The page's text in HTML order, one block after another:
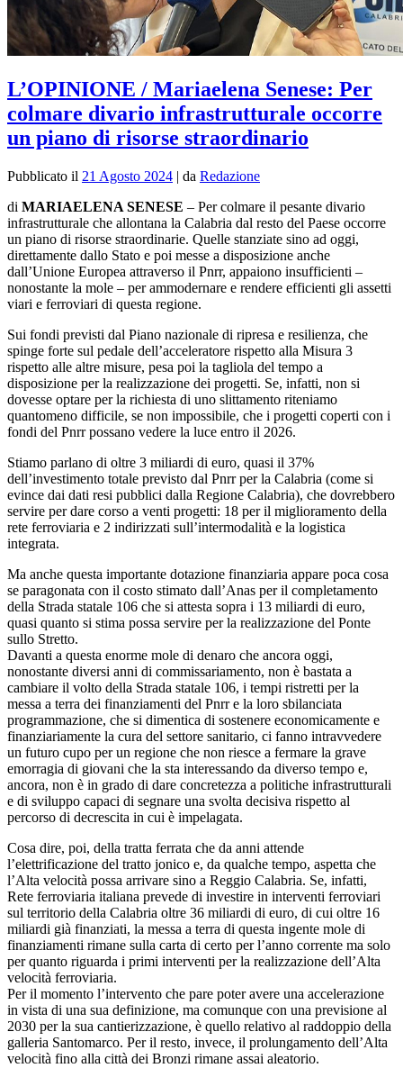
L’OPINIONE / Mariaelena Senese: Per
colmare divario infrastrutturale occorre
un piano di risorse straordinario
Pubblicato il 21 Agosto 2024 | da Redazione
di MARIAELENA SENESE – Per colmare il pesante divario
infrastrutturale che allontana la Calabria dal resto del Paese occorre
un piano di risorse straordinarie. Quelle stanziate sino ad oggi,
direttamente dallo Stato e poi messe a disposizione anche
dall’Unione Europea attraverso il Pnrr, appaiono insufficienti –
nonostante la mole – per ammodernare e rendere efficienti gli assetti
viari e ferroviari di questa regione.
Sui fondi previsti dal Piano nazionale di ripresa e resilienza, che
spinge forte sul pedale dell’acceleratore rispetto alla Misura 3
rispetto alle altre misure, pesa poi la tagliola del tempo a
disposizione per la realizzazione dei progetti. Se, infatti, non si
dovesse optare per la richiesta di uno slittamento riteniamo
quantomeno difficile, se non impossibile, che i progetti coperti con i
fondi del Pnrr possano vedere la luce entro il 2026.
Stiamo parlano di oltre 3 miliardi di euro, quasi il 37%
dell’investimento totale previsto dal Pnrr per la Calabria (come si
evince dai dati resi pubblici dalla Regione Calabria), che dovrebbero
servire per dare corso a venti progetti: 18 per il miglioramento della
rete ferroviaria e 2 indirizzati sull’intermodalità e la logistica
integrata.
Ma anche questa importante dotazione finanziaria appare poca cosa
se paragonata con il costo stimato dall’Anas per il completamento
della Strada statale 106 che si attesta sopra i 13 miliardi di euro,
quasi quanto si stima possa servire per la realizzazione del Ponte
sullo Stretto.
Davanti a questa enorme mole di denaro che ancora oggi,
nonostante diversi anni di commissariamento, non è bastata a
cambiare il volto della Strada statale 106, i tempi ristretti per la
messa a terra dei finanziamenti del Pnrr e la loro sbilanciata
programmazione, che si dimentica di sostenere economicamente e
finanziariamente la cura del settore sanitario, ci fanno intravvedere
un futuro cupo per un regione che non riesce a fermare la grave
emorragia di giovani che la sta interessando da diverso tempo e,
ancora, non è in grado di dare concretezza a politiche infrastrutturali
e di sviluppo capaci di segnare una svolta decisiva rispetto al
percorso di decrescita in cui è impelagata.
Cosa dire, poi, della tratta ferrata che da anni attende
l’elettrificazione del tratto jonico e, da qualche tempo, aspetta che
l’Alta velocità possa arrivare sino a Reggio Calabria. Se, infatti,
Rete ferroviaria italiana prevede di investire in interventi ferroviari
sul territorio della Calabria oltre 36 miliardi di euro, di cui oltre 16
miliardi già finanziati, la messa a terra di questa ingente mole di
finanziamenti rimane sulla carta di certo per l’anno corrente ma solo
per quanto riguarda i primi interventi per la realizzazione dell’Alta
velocità ferroviaria.
Per il momento l’intervento che pare poter avere una accelerazione
in vista di una sua definizione, ma comunque con una previsione al
2030 per la sua cantierizzazione, è quello relativo al raddoppio della
galleria Santomarco. Per il resto, invece, il prolungamento dell’Alta
velocità fino alla città dei Bronzi rimane assai aleatorio.